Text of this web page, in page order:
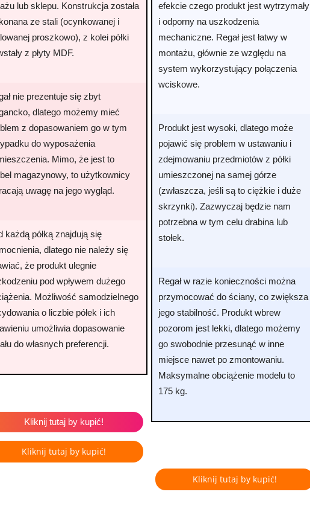
lub sklepu. Konstrukcja została
ze stali (ocynkowanej i
proszkowo), z kolei półki
z płyty MDF.
nie prezentuje się zbyt
dlatego możemy mieć
z dopasowaniem go w tym
do wyposażenia
Mimo, że jest to
magazynowy, to użytkownicy
uwagę na jego wygląd.
każdą półką znajdują się
dlatego nie należy się
że produkt ulegnie
pod wpływem dużego
Możliwość samodzielnego
o liczbie półek i ich
umożliwia dopasowanie
do własnych preferencji.
Kliknij tutaj by kupić!
Kliknij tutaj by kupić!
efekcie czego produkt jest wytrzymały
i odporny na uszkodzenia
mechaniczne. Regał jest łatwy w
montażu, głównie ze względu na
system wykorzystujący połączenia
wciskowe.
Produkt jest wysoki, dlatego może
pojawić się problem w ustawaniu i
zdejmowaniu przedmiotów z półki
umieszczonej na samej górze
(zwłaszcza, jeśli są to ciężkie i duże
skrzynki). Zazwyczaj będzie nam
potrzebna w tym celu drabina lub
stołek.
Regał w razie konieczności można
przymocować do ściany, co zwiększa
jego stabilność. Produkt wbrew
pozorom jest lekki, dlatego możemy
go swobodnie przesunąć w inne
miejsce nawet po zmontowaniu.
Maksymalne obciążenie modelu to
175 kg.
Kliknij tutaj by kupić!